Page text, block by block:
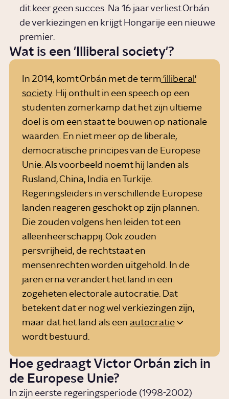
dit keer geen succes. Na 16 jaar verliest Orbán
de verkiezingen en krijgt Hongarije een nieuwe
premier.
Wat is een 'Illiberal society'?
In 2014, komt Orbán met de term'illiberal'
society. Hij onthult in een speech op een
studenten zomerkamp dat het zijn ultieme
doel is om een staat te bouwen op nationale
waarden. En niet meer op de liberale,
democratische principes van de Europese
Unie. Als voorbeeld noemt hij landen als
Rusland, China, India en Turkije.
Regeringsleiders in verschillende Europese
landen reageren geschokt op zijn plannen.
Die zouden volgens hen leiden tot een
alleenheerschappij. Ook zouden
persvrijheid, de rechtstaat en
mensenrechten worden uitgehold. In de
jaren erna verandert het land in een
zogeheten electorale autocratie. Dat
betekent dat er nog wel verkiezingen zijn,
maar dat het land als een autocratie
wordt bestuurd.
Hoe gedraagt Victor Orbán zich in
de Europese Unie?
In zijn eerste regeringsperiode (1998-2002)